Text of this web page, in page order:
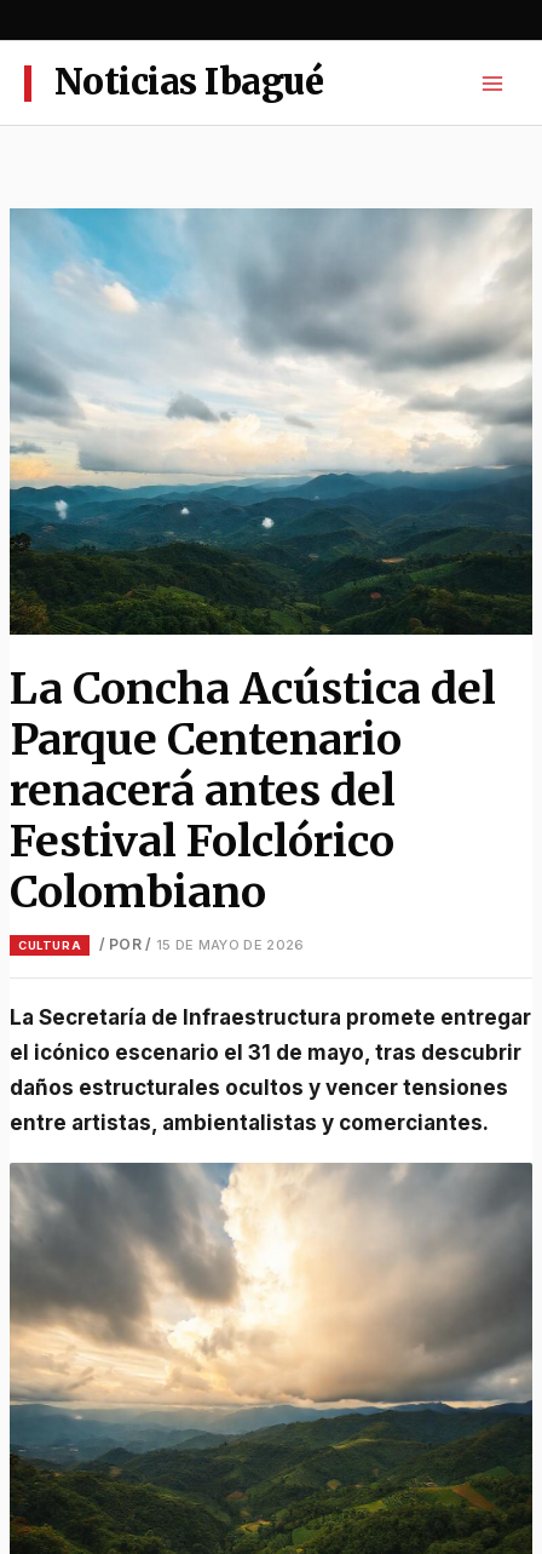
al
contenidoNoticias Ibagué
La Concha Acústica del
Parque Centenario
renacerá antes del
Festival Folclórico
Colombiano
CULTURA / POR / 15 DE MAYO DE 2026
La Secretaría de Infraestructura promete entregar
el icónico escenario el 31 de mayo, tras descubrir
daños estructurales ocultos y vencer tensiones
entre artistas, ambientalistas y comerciantes.